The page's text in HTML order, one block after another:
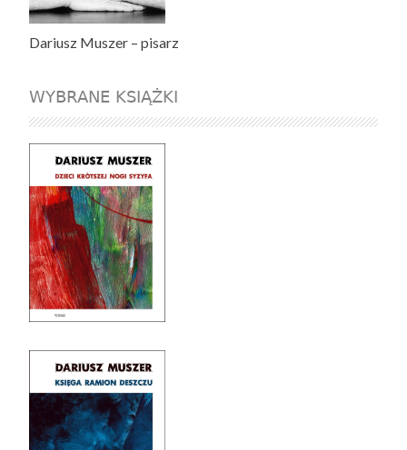
Dariusz Muszer – pisarz
WYBRANE KSIĄŻKI